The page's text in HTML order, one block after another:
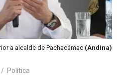
a alcalde de Pachacámac (Andina)
/ Política